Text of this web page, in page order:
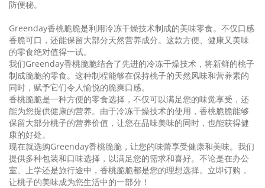
防便秘。
Greenday香桃脆脆是利用冷冻干燥技术制成的美味零食。不仅口感
香脆可口，还能保留大部分天然营养成分。这款方便、健康又美味
的零食绝对值得一试。
我们Greenday香桃脆脆结合了先进的冷冻干燥技术，将新鲜的桃子
制成脆脆的零食。这种制程能够在保持桃子的天然风味和营养素的
同时，赋予它们令人愉悦的脆爽口感。
香桃脆脆是一种方便的零食选择，不仅可以满足您的味觉享受，还
能为您提供健康的营养。由于冷冻干燥技术的使用，香桃脆脆能够
保留大部分桃子的营养价值，让您在品味美味的同时，也能获得健
康的好处。
现在就选购Greenday香桃脆脆，让您的味蕾享受健康和美味。我们
提供多种包装和口味选择，以满足您的需求和喜好。不论是在办公
室、上学还是旅行途中，香桃脆脆都是您的理想选择。立即订购，
让桃子的美味成为您生活中的一部分！